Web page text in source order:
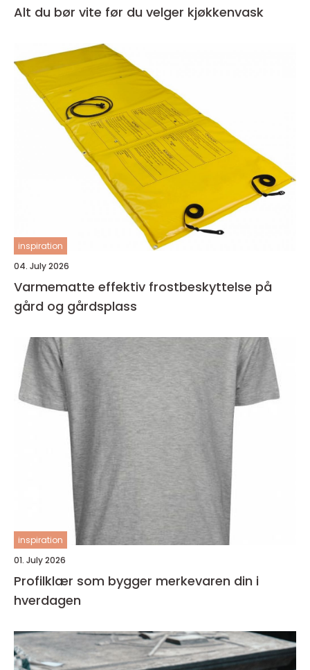
Alt du bør vite før du velger kjøkkenvask
inspiration
04. July 2026
Varmematte effektiv frostbeskyttelse på
gård og gårdsplass
inspiration
01. July 2026
Profilklær som bygger merkevaren din i
hverdagen